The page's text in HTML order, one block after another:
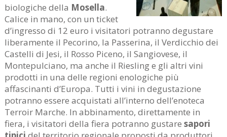
biologiche della Mosella.
Calice in mano, con un ticket
d’ingresso di 12 euro i visitatori potranno degustare
liberamente il Pecorino, la Passerina, il Verdicchio dei
Castelli di Jesi, il Rosso Piceno, il Sangiovese, il
Montepulciano, ma anche il Riesling e gli altri vini
prodotti in una delle regioni enologiche più
affascinanti d’Europa. Tutti i vini in degustazione
potranno essere acquistati all’interno dell’enoteca
Terroir Marche. In abbinamento, direttamente in
fiera, i visitatori della fiera potranno gustare sapori